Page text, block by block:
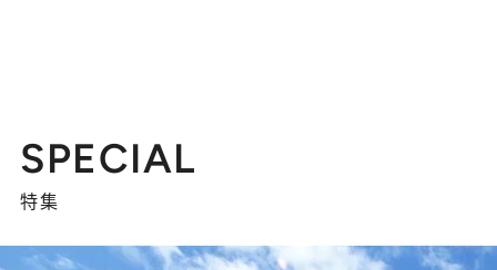
SPECIAL
特集